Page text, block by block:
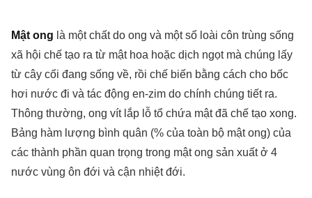
Mật ong là một chất do ong và một số loài côn trùng sống
xã hội chế tạo ra từ mật hoa hoặc dịch ngọt mà chúng lấy
từ cây cối đang sống về, rồi chế biến bằng cách cho bốc
hơi nước đi và tác động en-zim do chính chúng tiết ra.
Thông thường, ong vít lắp lỗ tổ chứa mật đã chế tạo xong.
Bảng hàm lượng bình quân (% của toàn bộ mật ong) của
các thành phần quan trọng trong mật ong sản xuất ở 4
nước vùng ôn đới và cận nhiệt đới.